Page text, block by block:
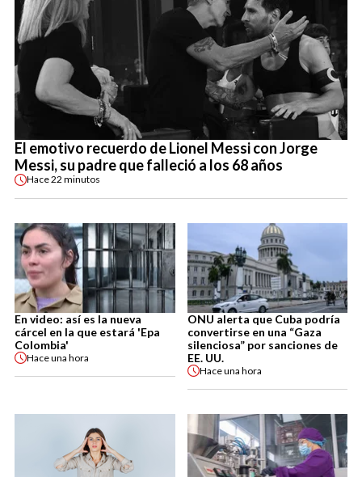
El emotivo recuerdo de Lionel Messi con Jorge
Messi, su padre que falleció a los 68 años
Hace22 minutos
En video: así es la nueva
cárcel en la que estará 'Epa
Colombia'
Haceuna hora
ONU alerta que Cuba podría
convertirse en una “Gaza
silenciosa” por sanciones de
EE. UU.
Haceuna hora